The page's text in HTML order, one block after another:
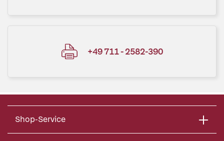
+49 711 - 2582-390
Shop-Service